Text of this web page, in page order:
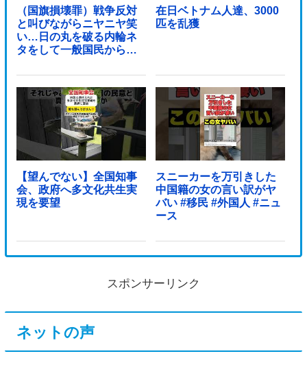
（国旗損壊罪）戦争反対
と叫びながらニヤニヤ笑
い…日の丸を破る内輪ネ
タをして一般国民からド
在日ベトナム人達、3000
匹を乱獲
【望んでない】全国知事
会、政府へ多文化共生実
現を要望
スニーカーを万引きした
中国籍の女の言い訳がヤ
バい #移民 #外国人 #ニュ
ース
スポンサーリンク
ネットの声